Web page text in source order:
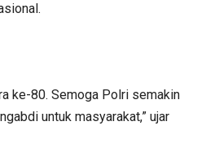
ke-80. Semoga Polri semakin
untuk masyarakat,” ujar